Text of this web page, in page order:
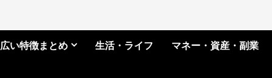
い特徴まとめ 生活・ライフ マネー・資産・副業